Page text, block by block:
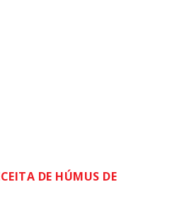
DE HÚMUS DE